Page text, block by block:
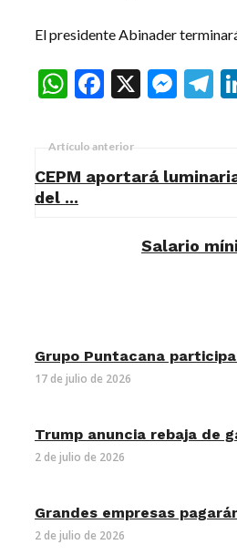
El presidente Abinader
WhatsApp
Facebook
X
Artículo anterior
CEPM aportará
del ...
Salario
Grupo Puntacana
17 de julio de 2026
Trump anuncia rebaja de
2 de julio de 2026
Grandes empresas
2 de julio de 2026